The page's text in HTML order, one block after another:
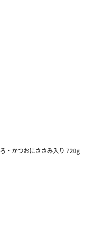
・かつおにささみ入り 720g